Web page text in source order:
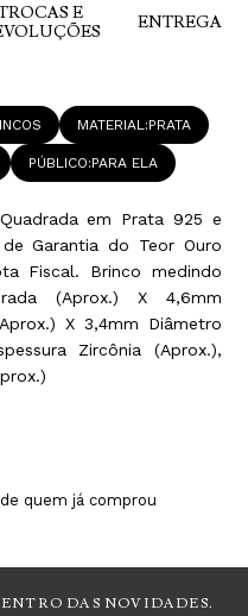
E
ENTREGA
em Prata 925 e
Garantia do Teor Ouro
Fiscal. Brinco medindo
(Aprox.) X 4,6mm
X 3,4mm Diâmetro
Zircônia (Aprox.),
MATERIAL PRATA
PÚBLICO PARA ELA
quem já comprou
DAS NOVIDADES.